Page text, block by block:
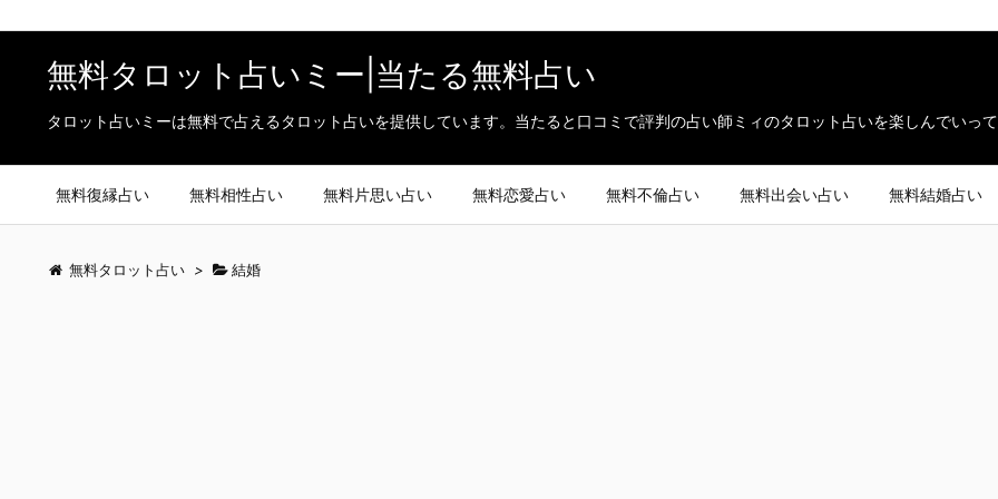
無料タロット占いミー|当たる無料占い
タロット占いミーは無料で占えるタロット占いを提供しています。当たると口コミで評判の占い師ミィのタロット占いを楽しんでいって
無料復縁占い 無料相性占い 無料片思い占い 無料恋愛占い 無料不倫占い 無料出会い占い 無料結婚占い
無料タロット占い > 結婚